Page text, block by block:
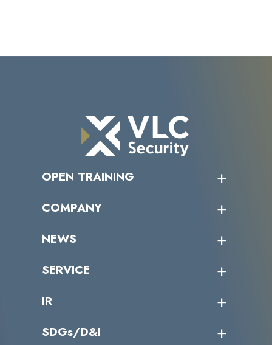
OPEN TRAINING
受講者の声
COMPANY
トップメッセージ
ミッション／ビジョン
パートナー企業一覧
NEWS
サイバーニュース
SERVICE
カテゴリー別サービス一覧
IR
IRカレンダー
SDGs/D&I